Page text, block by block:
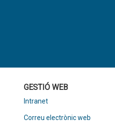
GESTIÓ WEB
Intranet
Correu electrònic web